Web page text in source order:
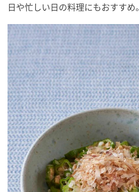
日や忙しい日の料理にもおすすめ。